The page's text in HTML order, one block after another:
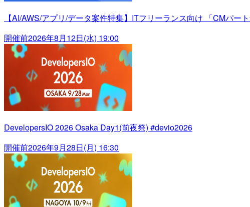
【AI/AWS/アプリ/データ案件特集】ITフリーランス向け 「CMパー
開催前2026年8月12日(水) 19:00
DevelopersIO 2026 Osaka Day1(前夜祭) #devio2026
開催前2026年9月28日(月) 16:30